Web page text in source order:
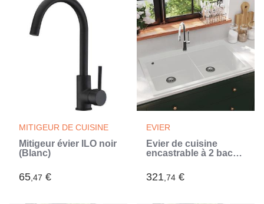
MITIGEUR DE CUISINE
Mitigeur évier ILO noir
(Blanc)
65,47 €
EVIER
Évier de cuisine
encastrable à 2 bacs
(Blanc)
321,74 €